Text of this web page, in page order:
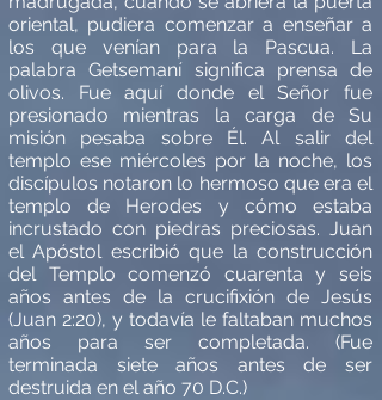
oriental, pudiera comenzar a enseñar a
los que venían para la Pascua. La
palabra Getsemaní significa prensa de
olivos. Fue aquídonde el Señor fue
presionado mientras la carga de Su
misión pesaba sobre Él. Al salir del
templo ese miércoles por la noche, los
discípulos notaron lo hermoso que era el
templo de Herodes y cómo estaba
incrustado con piedras preciosas. Juan
el Apóstol escribióque la construcción
del Templo comenzó cuarenta y seis
años antes de la crucifixión de Jesús
(Juan 2:20), y todavía le faltaban muchos
años para ser completada. (Fue
terminada siete años antes de ser
destruida en el año 70 D.C.)